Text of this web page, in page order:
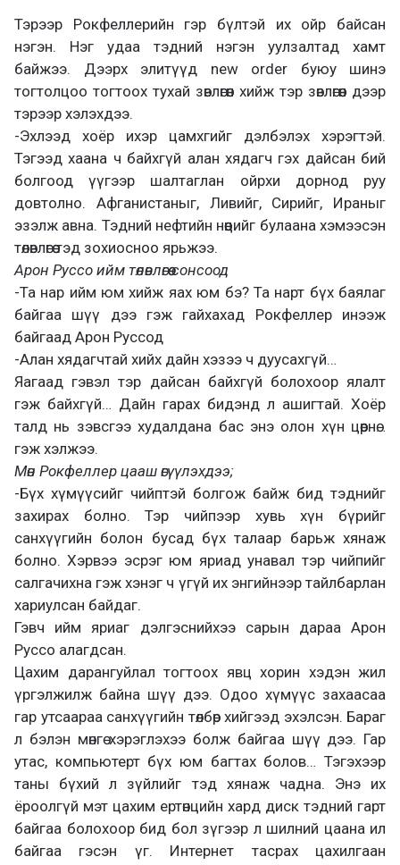
Тэрээр Рокфеллерийн гэр бүлтэй их ойр байсан
нэгэн. Нэг удаа тэдний нэгэн уулзалтад хамт
байжээ. Дээрх элитүүд new order буюу шинэ
тогтолцоо тогтоох тухай зөвлөгөөн хийж тэр зөвлөгөөн дээр
тэрээр хэлэхдээ.
-Эхлээд хоёр ихэр цамхгийг дэлбэлэх хэрэгтэй.
Тэгээд хаана ч байхгүй алан хядагч гэх дайсан бий
болгоод үүгээр шалтаглан ойрхи дорнод руу
довтолно. Афганистаныг, Ливийг, Сирийг, Ираныг
эзэлж авна. Тэдний нефтийн нөөцийг булаана хэмээсэн
төлөвлөгөө тэд зохиосноо ярьжээ.
Арон Руссо ийм төлөвлөгөө сонсоод
-Та нар ийм юм хийж яах юм бэ? Та нарт бүх баялаг
байгаа шүү дээ гэж гайхахад Рокфеллер инээж
байгаад Арон Руссод
-Алан хядагчтай хийх дайн хэзээ ч дуусахгүй…
Яагаад гэвэл тэр дайсан байхгүй болохоор ялалт
гэж байхгүй… Дайн гарах бидэнд л ашигтай. Хоёр
талд нь зэвсгээ худалдана бас энэ олон хүн цөөрнө…
гэж хэлжээ.
Мөн Рокфеллер цааш өгүүлэхдээ;
-Бүх хүмүүсийг чийптэй болгож байж бид тэднийг
захирах болно. Тэр чийпээр хувь хүн бүрийг
санхүүгийн болон бусад бүх талаар барьж хянаж
болно. Хэрвээ эсрэг юм яриад унавал тэр чийпийг
салгачихна гэж хэнэг ч үгүй их энгийнээр тайлбарлан
хариулсан байдаг.
Гэвч ийм яриаг дэлгэснийхээ сарын дараа Арон
Руссо алагдсан.
Цахим дарангуйлал тогтоох явц хорин хэдэн жил
үргэлжилж байна шүү дээ. Одоо хүмүүс захаасаа
гар утсаараа санхүүгийн төлбөр хийгээд эхэлсэн. Бараг
л бэлэн мөнгө хэрэглэхээ болж байгаа шүү дээ. Гар
утас, компьютерт бүх юм багтах болов… Тэгэхээр
таны бүхий л зүйлийг тэд хянаж чадна. Энэ их
ёроолгүй мэт цахим ертөнцийн хард диск тэдний гарт
байгаа болохоор бид бол зүгээр л шилний цаана ил
байгаа гэсэн үг. Интернет тасрах цахилгаан